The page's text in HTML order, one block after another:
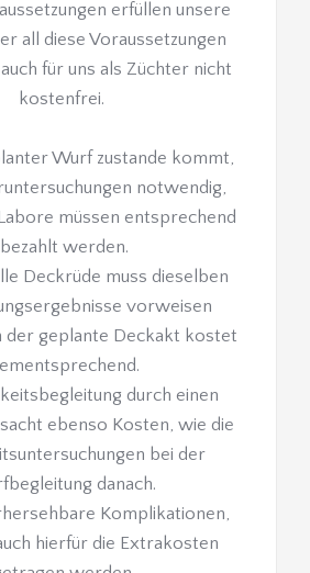
all diese Voraussetzungen
für uns als Züchter nicht
kostenfrei.
Wurf zustande kommt,
notwendig,
müssen entsprechend
bezahlt werden.
Deckrüde muss dieselben
vorweisen
der geplante Deckakt kostet
durch einen
ebenso Kosten, wie die
bei der
danach.
Komplikationen,
hierfür die Extrakosten